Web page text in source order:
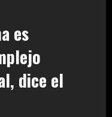
es
dice el